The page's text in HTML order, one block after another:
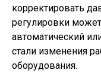
корректировать
регулировки
автоматический
стали изменения
оборудования.